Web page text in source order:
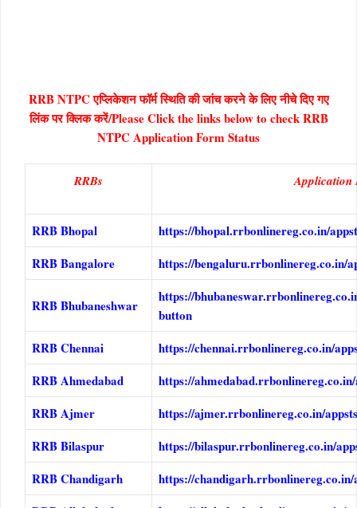
RRB NTPC एप्लिकेशन फॉर्म स्थिति की जांच करने के लिए नीचे दिए गए
लिंक पर क्लिक करें/Please Click the links below to check RRB
NTPC Application Form Status
RRBs Application
RRB Bhopal
https://bhopal.rrbonlinereg.co.in/
RRB Bangalore
https://bengaluru.rrbonlinereg.co.in/
RRB Bhubaneshwar
https://
button
RRB Chennai
https://chennai.rrbonlinereg.co.in/
RRB Ahmedabad
https://
RRB Ajmer
https://ajmer.rrbonlinereg.co.in/
RRB Bilaspur
https://bilaspur.rrbonlinereg.co.in/
RRB Chandigarh
https://